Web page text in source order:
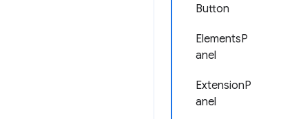
Button
ElementsP
anel
ExtensionP
anel